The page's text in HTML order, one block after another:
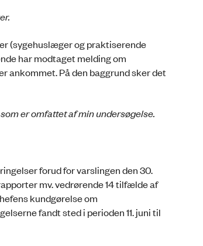
(sygehuslæger og praktiserende
har modtaget melding om
ankommet. På den baggrund sker det
er omfattet af min undersøgelse.
forud for varslingen den 30.
mv. vedrørende 14 ­tilfælde af
kundgørelse om
fandt sted i perioden 11. juni til